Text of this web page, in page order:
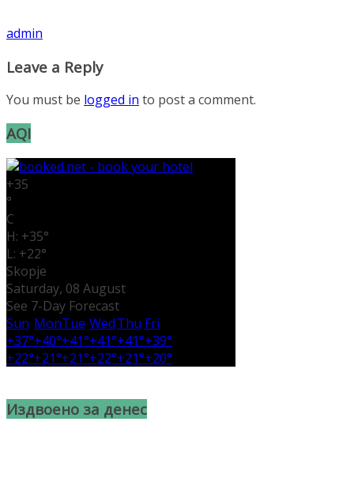
admin
Leave a Reply
You must be logged in to post a comment.
AQI
+35
°
C
H: +35°
L: +22°
Skopje
Saturday, 08 August
See 7-Day Forecast
Sun MonTue WedThu Fri
+37°+40°+41°+41°+41°+39°
+22°+21°+21°+22°+21°+20°
Издвоено за денес